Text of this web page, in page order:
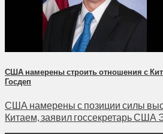
США намерены строить отношения с
Госдеп
США намерены с позиции силы
Китаем, заявил госсекретарь США